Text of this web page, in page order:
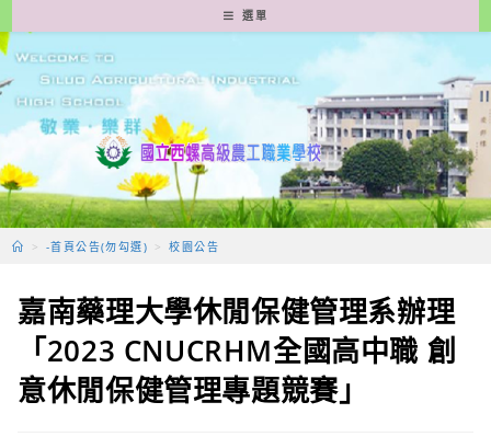
轉
至
要
容
選單
> -首頁公告(勿勾選) > 校園公告
嘉南藥理大學休閒保健管理系辦理
「2023 CNUCRHM全國高中職 創
意休閒保健管理專題競賽」